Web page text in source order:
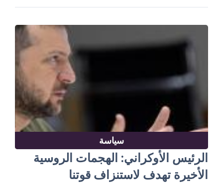
سياسة
الرئيس الأوكراني: الهجمات الروسية
الأخيرة تهدف لاستنزاف قوتنا